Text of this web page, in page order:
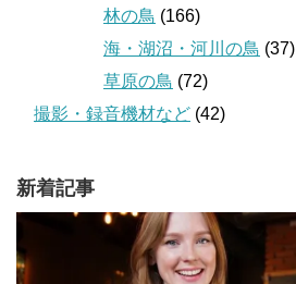
林の鳥 (166)
海・湖沼・河川の鳥 (37)
草原の鳥 (72)
撮影・録音機材など (42)
新着記事